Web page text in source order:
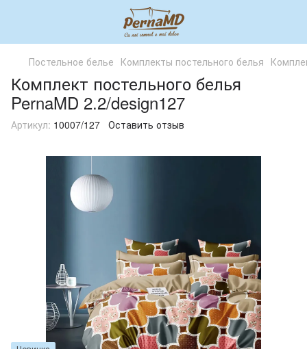
Постельное белье Комплекты постельного белья
Комплект постельного белья
PernaMD 2.2/design127
Артикул: 10007/127 Оставить отзыв